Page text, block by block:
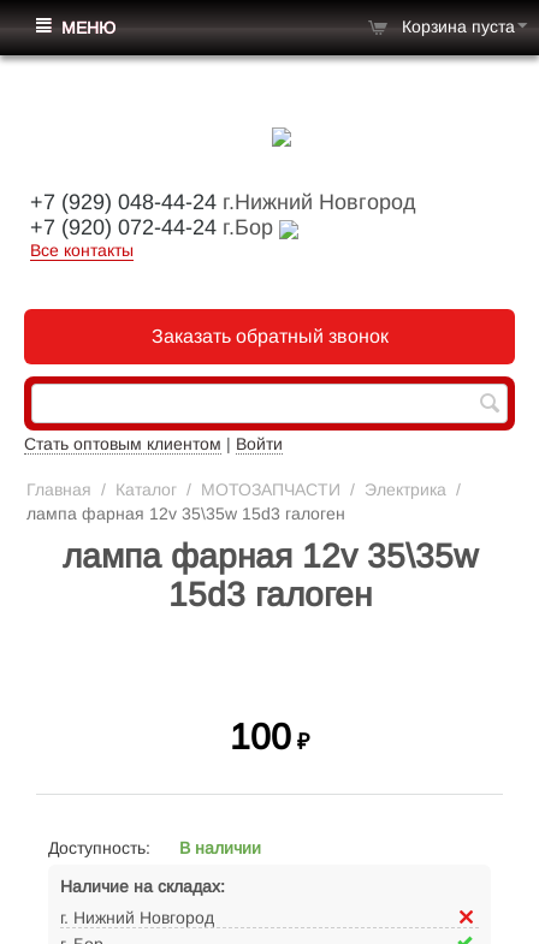
+7 (929) 048-44-24 г.Нижний Новгород
+7 (920) 072-44-24 г.Бор
Все контакты
Заказать обратный звонок
Стать оптовым клиентом | Войти
МЕНЮ Корзина пуста
Главная / Каталог / МОТОЗАПЧАСТИ / Электрика /
лампа фарная 12v 35\35w 15d3 галоген
лампа фарная 12v 35\35w
15d3 галоген
100 ₽
Доступность:
В наличии
Наличие на складах:
г. Нижний Новгород